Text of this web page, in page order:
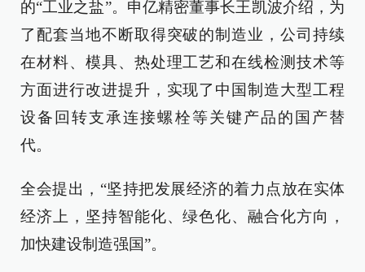
的“工业之盐”。申亿精密董事长王凯波介绍，为
了配套当地不断取得突破的制造业，公司持续
在材料、模具、热处理工艺和在线检测技术等
方面进行改进提升，实现了中国制造大型工程
设备回转支承连接螺栓等关键产品的国产替
代。
全会提出，“坚持把发展经济的着力点放在实体
经济上，坚持智能化、绿色化、融合化方向，
加快建设制造强国”。